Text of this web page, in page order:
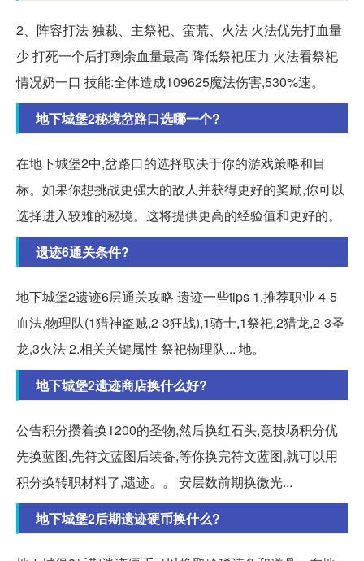
2、阵容打法 独裁、主祭祀、蛮荒、火法 火法优先打血量
少 打死一个后打剩余血量最高 降低祭祀压力 火法看祭祀
情况奶一口 技能:全体造成109625魔法伤害,530%速。
地下城堡2秘境岔路口选哪一个?
在地下城堡2中,岔路口的选择取决于你的游戏策略和目
标。如果你想挑战更强大的敌人并获得更好的奖励,你可以
选择进入较难的秘境。这将提供更高的经验值和更好的。
遗迹6通关条件?
地下城堡2遗迹6层通关攻略 遗迹一些tips 1.推荐职业 4-5
血法,物理队(1猎神盗贼,2-3狂战),1骑士,1祭祀,2猎龙,2-3圣
龙,3火法 2.相关关键属性 祭祀物理队... 地。
地下城堡2遗迹商店换什么好?
公告积分攒着换1200的圣物,然后换红石头,竞技场积分优
先换蓝图,先符文蓝图后装备,等你换完符文蓝图,就可以用
积分换转职材料了,遗迹。。 安层数前期换微光...
地下城堡2后期遗迹硬币换什么?